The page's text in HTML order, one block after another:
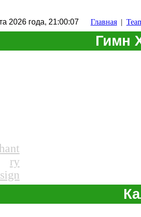
2026 года, 21:00:08 Главная |
Гимн